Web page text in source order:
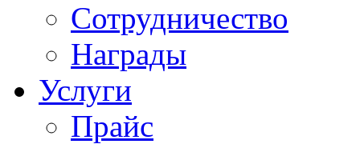
Сотрудничество
Награды
Услуги
Прайс